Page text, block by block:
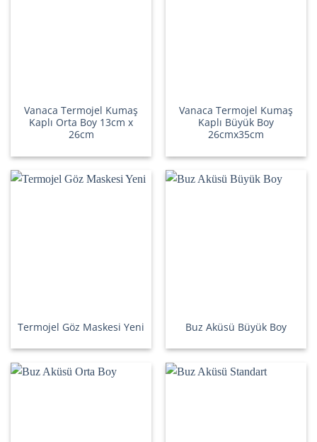
Vanaca Termojel Kumaş
Kaplı Orta Boy 13cm x
26cm
Vanaca Termojel Kumaş
Kaplı Büyük Boy
26cmx35cm
Termojel Göz Maskesi Yeni Buz Aküsü Büyük Boy